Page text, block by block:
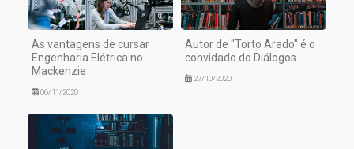
As vantagens de cursar
Engenharia Elétrica no
Mackenzie
06/11/2020
Autor de "Torto Arado" é o
convidado do Diálogos
27/10/2020